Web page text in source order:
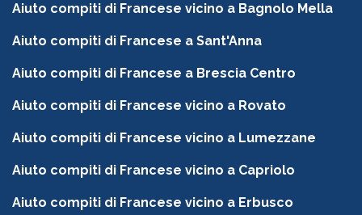
Aiuto compiti di Francese vicino a Bagnolo Mella
Aiuto compiti di Francese a Sant'Anna
Aiuto compiti di Francese a Brescia Centro
Aiuto compiti di Francese vicino a Rovato
Aiuto compiti di Francese vicino a Lumezzane
Aiuto compiti di Francese vicino a Capriolo
Aiuto compiti di Francese vicino a Erbusco